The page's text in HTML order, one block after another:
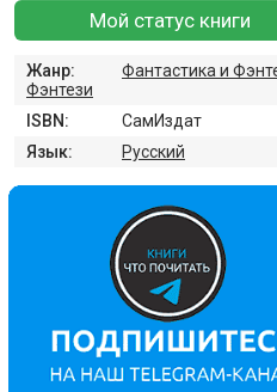
Мой статус книги
Жанр: Фантастика и
Фэнтези
ISBN:
СамИздат
Язык:
Русский